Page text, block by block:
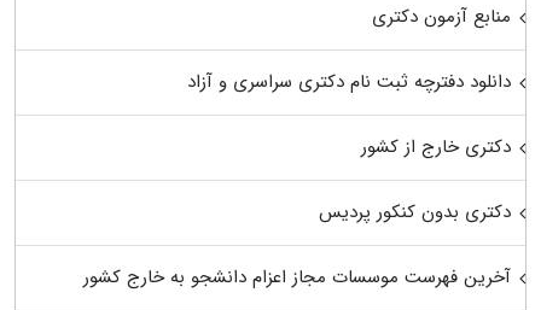
منابع آزمون دکتری
دانلود دفترچه ثبت نام دکتری سراسری و آزاد
دکتری خارج از کشور
دکتری بدون کنکور پردیس
آخرین فهرست موسسات مجاز اعزام دانشجو به خارج کشور